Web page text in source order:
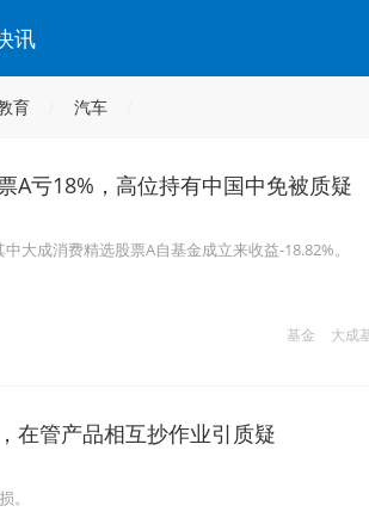
讯
育 汽车
A亏18%，高位持有中国中免被质疑
大成消费精选股票A自基金成立来收益-18.82%。
基金 大成
在管产品相互抄作业引质疑
。